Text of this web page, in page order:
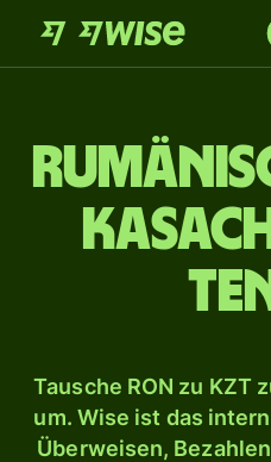
Tausche RON zu KZT
um. Wise ist das
Überweisen,